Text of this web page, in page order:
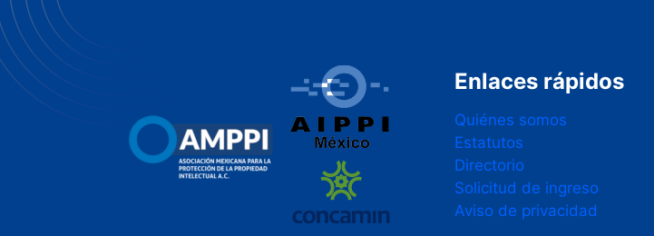
Enlaces rápidos
Quiénes somos
Estatutos
Directorio
Solicitud de ingreso
Aviso de privacidad